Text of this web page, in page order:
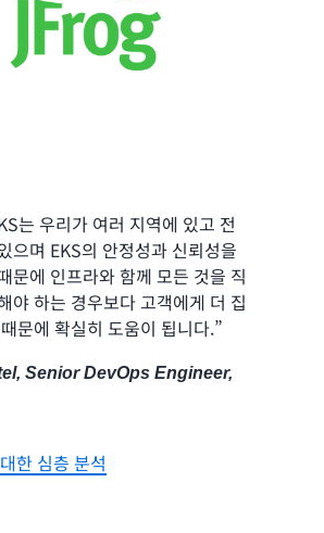
는 우리가 여러 지역에 있고 전
으며 EKS의 안정성과 신뢰성을
문에 인프라와 함께 모든 것을 직
야 하는 경우보다 고객에게 더 집
문에 확실히 도움이 됩니다.”
Senior DevOps Engineer,
한 심층 분석